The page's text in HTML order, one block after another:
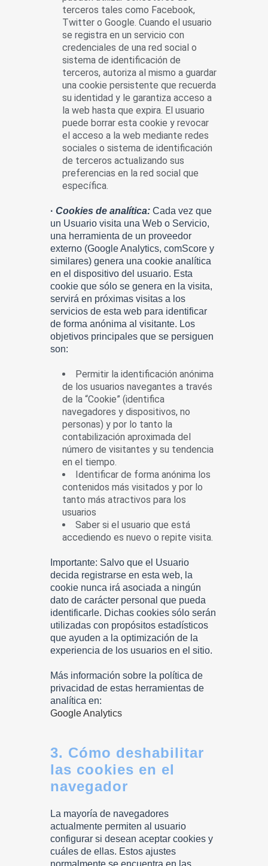
terceros tales como Facebook,
Twitter o Google. Cuando el usuario
se registra en un servicio con
credenciales de una red social o
sistema de identificación de
terceros, autoriza al mismo a guardar
una cookie persistente que recuerda
su identidad y le garantiza acceso a
la web hasta que expira. El usuario
puede borrar esta cookie y revocar
el acceso a la web mediante redes
sociales o sistema de identificación
de terceros actualizando sus
preferencias en la red social que
específica.
· Cookies de analítica: Cada vez que
un Usuario visita una Web o Servicio,
una herramienta de un proveedor
externo (Google Analytics, comScore y
similares) genera una cookie analítica
en el dispositivo del usuario. Esta
cookie que sólo se genera en la visita,
servirá en próximas visitas a los
servicios de esta web para identificar
de forma anónima al visitante. Los
objetivos principales que se persiguen
son:
Permitir la identificación anónima
de los usuarios navegantes a través
de la “Cookie” (identifica
navegadores y dispositivos, no
personas) y por lo tanto la
contabilización aproximada del
número de visitantes y su tendencia
en el tiempo.
Identificar de forma anónima los
contenidos más visitados y por lo
tanto más atractivos para los
usuarios
Saber si el usuario que está
accediendo es nuevo o repite visita.
Importante: Salvo que el Usuario
decida registrarse en esta web, la
cookie nunca irá asociada a ningún
dato de carácter personal que pueda
identificarle. Dichas cookies sólo serán
utilizadas con propósitos estadísticos
que ayuden a la optimización de la
experiencia de los usuarios en el sitio.
Más información sobre la política de
privacidad de estas herramientas de
analítica en:
Google Analytics
3. Cómo deshabilitar
las cookies en el
navegador
La mayoría de navegadores
actualmente permiten al usuario
configurar si desean aceptar cookies y
cuáles de ellas. Estos ajustes